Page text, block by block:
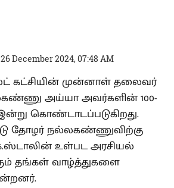
26 December 2024, 07:48 AM
கட்சியின் முன்னாள் தலைவர்
அய்யா அவர்களின் 100-
கொண்டாடப்படுகிறது.
தோழர் நல்லகண்ணுவிற்கு
உள்பட அரசியல்
தங்கள் வாழ்த்துகளை